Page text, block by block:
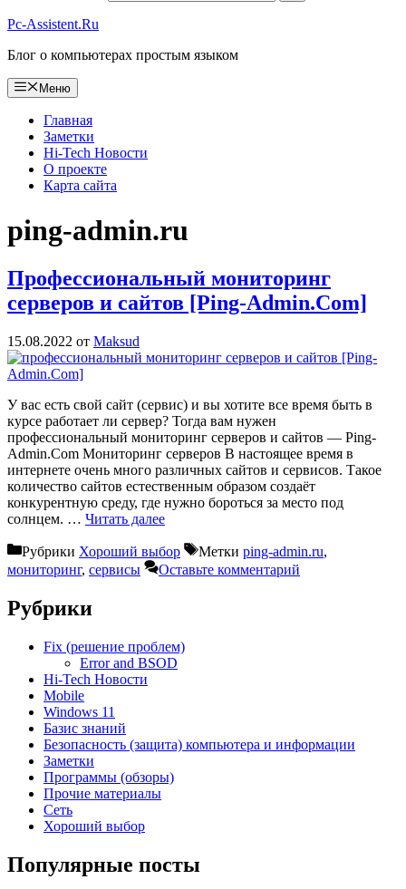
Pc-Assistent.Ru
Блог о компьютерах простым языком
Меню
Главная
Заметки
Hi-Tech Новости
О проекте
Карта сайта
ping-admin.ru
Профессиональный мониторинг
серверов и сайтов [Ping-Admin.Com]
15.08.2022 от Maksud
У вас есть свой сайт (сервис) и вы хотите все время быть в
курсе работает ли сервер? Тогда вам нужен
профессиональный мониторинг серверов и сайтов — Ping-
Admin.Com Мониторинг серверов В настоящее время в
интернете очень много различных сайтов и сервисов. Такое
количество сайтов естественным образом создаёт
конкурентную среду, где нужно бороться за место под
солнцем. … Читать далее
Рубрики Хороший выбор Метки ping-admin.ru,
мониторинг, сервисы Оставьте комментарий
Рубрики
Fix (решение проблем)
Error and BSOD
Hi-Tech Новости
Mobile
Windows 11
Базис знаний
Безопасность (защита) компьютера и информации
Заметки
Программы (обзоры)
Прочие материалы
Сеть
Хороший выбор
Популярные посты